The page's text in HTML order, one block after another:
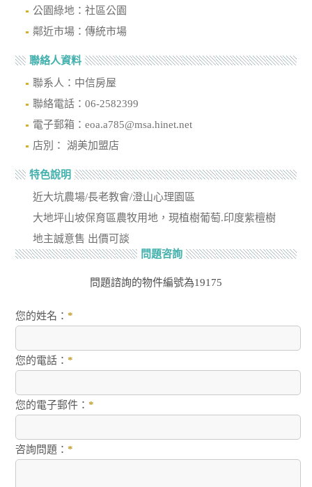
公園綠地：社區公園
鄰近市場：傳統市場
聯絡人資料
聯系人：中信房屋
聯絡電話：06-2582399
電子郵箱：eoa.a785@msa.hinet.net
店別： 湖美加盟店
特色說明
近大坑農場/長老教會/澄山心理園區
大地坪山坡保育區農牧用地，現植樹葡萄.印度紫檀樹
地主誠意售 出價可談
問題咨詢
問題諮詢的物件編號為19175
您的姓名：*
您的電話：*
您的電子郵件：*
咨詢問題：*